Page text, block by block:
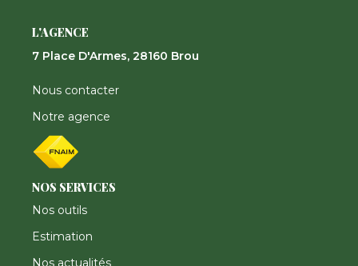
L'AGENCE
7 Place D'Armes, 28160 Brou
Nous contacter
Notre agence
NOS SERVICES
Nos outils
Estimation
Nos actualités